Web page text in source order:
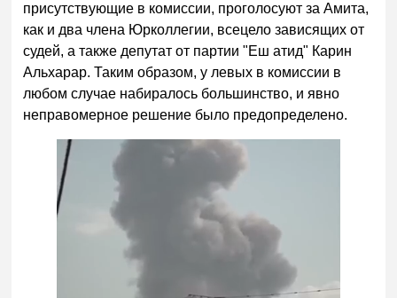
присутствующие в комиссии, проголосуют за Амита,
как и два члена Юрколлегии, всецело зависящих от
судей, а также депутат от партии "Еш атид" Карин
Альхарар. Таким образом, у левых в комиссии в
любом случае набиралось большинство, и явно
неправомерное решение было предопределено.